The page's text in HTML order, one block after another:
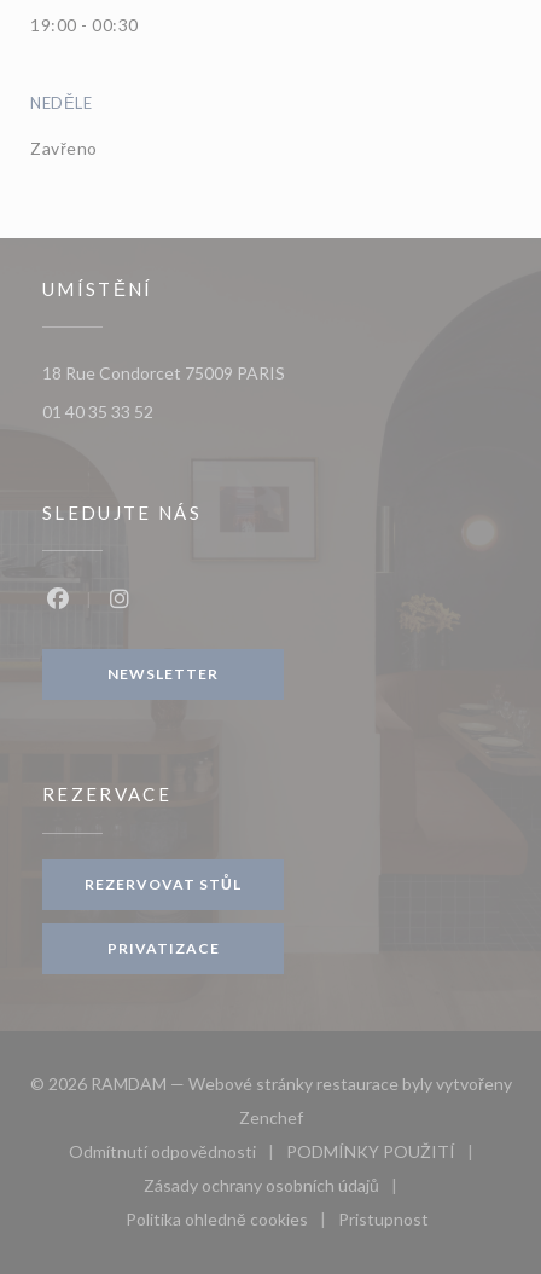
19:00 - 00:30
NEDĚLE
Zavřeno
UMÍSTĚNÍ
18 Rue Condorcet 75009 PARIS
01 40 35 33 52
SLEDUJTE NÁS
NEWSLETTER
REZERVACE
REZERVOVAT STŮL
PRIVATIZACE
© 2026 RAMDAM — Webové stránky restaurace byly vytvořeny
Zenchef((otevře se v novém okně))
Odmítnutí odpovědnosti
((otevře se v novém okně))
PODMÍNKY POUŽITÍ
((otevře se v novém
Zásady ochrany osobních údajů
((otevře se v novém okně))
Politika ohledně cookies
((otevře se v novém okně))
Pristupnost
((otevře se v novém